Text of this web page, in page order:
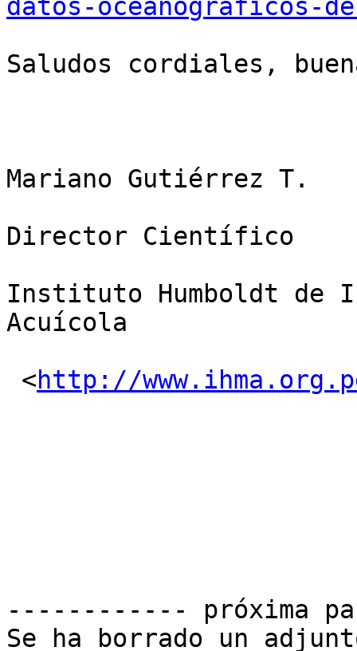
datos-oceanograficos-
Saludos cordiales,
Mariano Gutiérrez T.
Director Científico
Instituto Humboldt de
Acuícola
<http://
------------ próxima
Se ha borrado un